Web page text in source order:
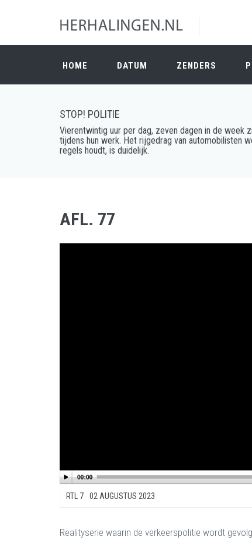
HOME DATUM ZENDERS
STOP! POLITIE
Vierentwintig uur per dag, zeven dagen in de week
tijdens hun werk. Het rijgedrag van automobilisten
regels houdt, is duidelijk.
AFL. 77
RTL 7 02 AUGUSTUS 2023
Realityserie waarin de verkeerspolitie wordt